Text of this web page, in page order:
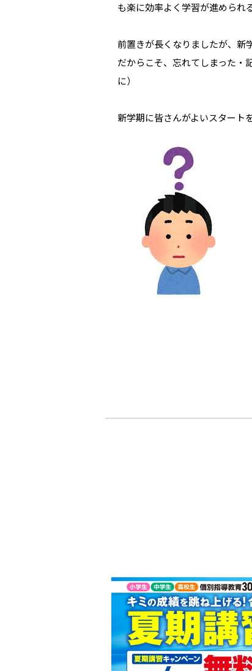
も楽に効率よく学習が進められ
前置きが長くなりましたが、新
だからこそ、忘れてしまった・
に）
新学期に皆さんがよいスタート